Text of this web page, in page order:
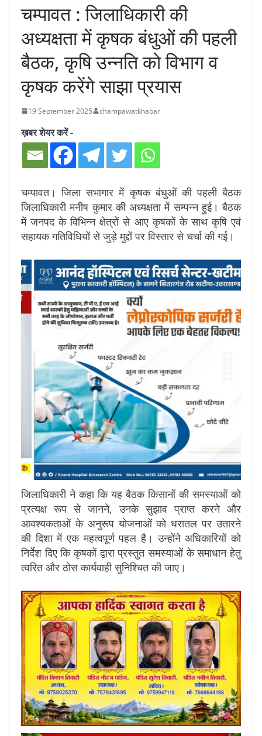
चम्पावत : जिलाधिकारी की
अध्यक्षता में कृषक बंधुओं की पहली
बैठक, कृषि उन्नति को विभाग व
कृषक करेंगे साझा प्रयास
19 September 2025 champawatkhabar
ख़बर शेयर करें -
चम्पावत। जिला सभागार में कृषक बंधुओं की पहली बैठक
जिलाधिकारी मनीष कुमार की अध्यक्षता में सम्पन्न हुई। बैठक
में जनपद के विभिन्न क्षेत्रों से आए कृषकों के साथ कृषि एवं
सहायक गतिविधियों से जुड़े मुद्दों पर विस्तार से चर्चा की गई।
जिलाधिकारी ने कहा कि यह बैठक किसानों की समस्याओं को
प्रत्यक्ष रूप से जानने, उनके सुझाव प्राप्त करने और
आवश्यकताओं के अनुरूप योजनाओं को धरातल पर उतारने
की दिशा में एक महत्वपूर्ण पहल है। उन्होंने अधिकारियों को
निर्देश दिए कि कृषकों द्वारा प्रस्तुत समस्याओं के समाधान हेतु
त्वरित और ठोस कार्यवाही सुनिश्चित की जाए।